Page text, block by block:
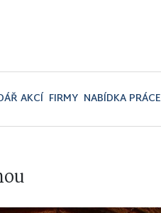
AKCÍ FIRMY NABÍDKA PRÁCE